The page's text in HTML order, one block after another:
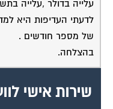
לדעתי העדיפות היא
של מספר חודשים .
בהצלחה.